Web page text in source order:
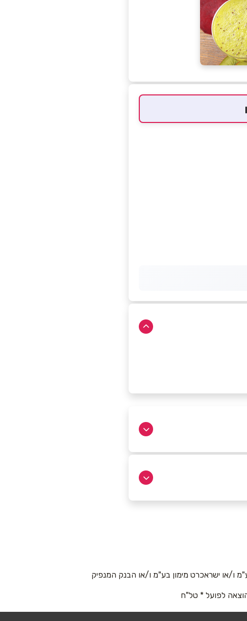
ו/או ישראכרט מימון בע"מ ו/או הבנק המנפיק
הוצאה לפועל * טל"ח